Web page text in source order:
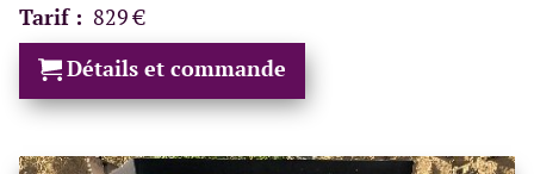
Tarif : 829 €
Détails et commande